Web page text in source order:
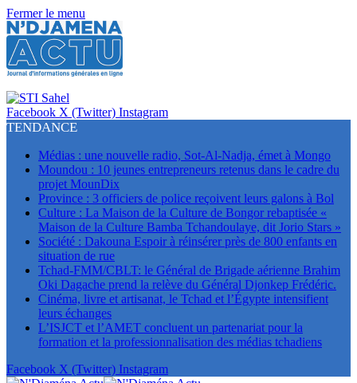
Fermer le menu
Facebook X (Twitter) Instagram
TENDANCE
Médias : une nouvelle radio, Sot-Al-Nadja, émet à Mongo
Moundou : 10 jeunes entrepreneurs retenus dans le cadre du
projet MounDix
Province : 3 officiers de police reçoivent leurs galons à Bol
Culture : La Maison de la Culture de Bongor rebaptisée «
Maison de la Culture Bamba Tchandoulaye, dit Jorio Stars »
Société : Dakouna Espoir à réinsérer près de 800 enfants en
situation de rue
Tchad-FMM/CBLT: le Général de Brigade aérienne Brahim
Oki Dagache prend la relève du Général Djonkep Frédéric.
Cinéma, livre et artisanat, le Tchad et l’Égypte intensifient
leurs échanges
L’ISJCT et l’AMET concluent un partenariat pour la
formation et la professionnalisation des médias tchadiens
Facebook X (Twitter) Instagram